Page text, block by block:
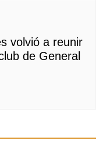
volvió a reunir
de General